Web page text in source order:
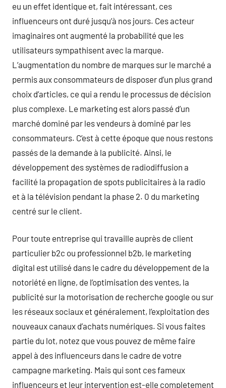
eu un effet identique et, fait intéressant, ces
influenceurs ont duré jusqu’à nos jours. Ces acteur
imaginaires ont augmenté la probabilité que les
utilisateurs sympathisent avec la marque.
L’augmentation du nombre de marques sur le marché a
permis aux consommateurs de disposer d’un plus grand
choix d’articles, ce qui a rendu le processus de décision
plus complexe. Le marketing est alors passé d’un
marché dominé par les vendeurs à dominé par les
consommateurs. C’est à cette époque que nous restons
passés de la demande à la publicité. Ainsi, le
développement des systèmes de radiodiffusion a
facilité la propagation de spots publicitaires à la radio
et à la télévision pendant la phase 2. 0 du marketing
centré sur le client.
Pour toute entreprise qui travaille auprès de client
particulier b2c ou professionnel b2b, le marketing
digital est utilisé dans le cadre du développement de la
notoriété en ligne, de l’optimisation des ventes, la
publicité sur la motorisation de recherche google ou sur
les réseaux sociaux et généralement, l’exploitation des
nouveaux canaux d’achats numériques. Si vous faites
partie du lot, notez que vous pouvez de même faire
appel à des influenceurs dans le cadre de votre
campagne marketing. Mais qui sont ces fameux
influenceurs et leur intervention est-elle completement